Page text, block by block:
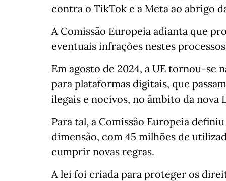
contra o TikTok e a Meta ao abrigo
A Comissão Europeia adianta que
eventuais infrações nestes
Em agosto de 2024, a UE tornou-
para plataformas digitais, que
ilegais e nocivos, no âmbito da nova
Para tal, a Comissão Europeia
dimensão, com 45 milhões de
cumprir novas regras.
A lei foi criada para proteger os